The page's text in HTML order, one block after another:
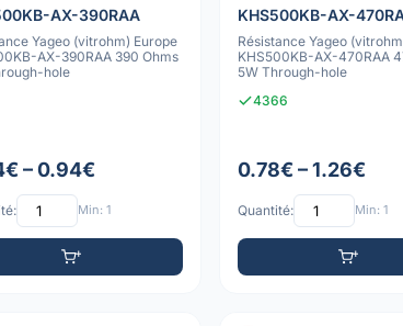
AX-390RAA
Yageo (vitrohm) Europe
AX-390RAA 390 Ohms
hole
– 0.94€
Min: 1
KHS500KB-AX-
Résistance Yageo
KHS500KB-AX-470RAA
5W Through-hole
4366
0.78€ – 1.26€
Quantité: Min: 1